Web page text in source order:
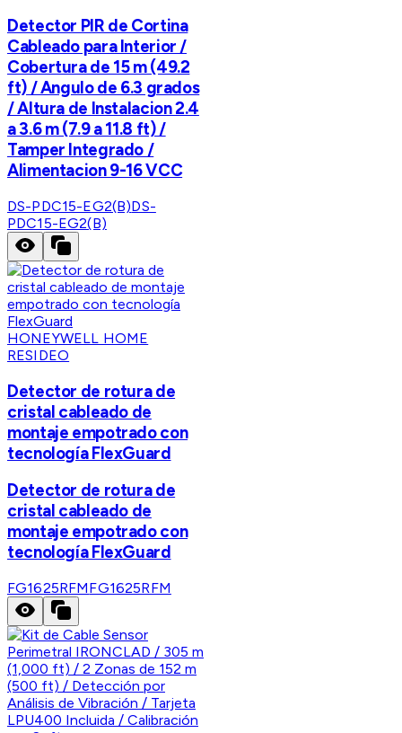
Detector PIR de Cortina
Cableado para Interior /
Cobertura de 15 m (49.2
ft) / Angulo de 6.3 grados
/ Altura de Instalacion 2.4
a 3.6 m (7.9 a 11.8 ft) /
Tamper Integrado /
Alimentacion 9-16 VCC
DS-PDC15-EG2(B)DS-
PDC15-EG2(B)
HONEYWELL HOME
RESIDEO
Detector de rotura de
cristal cableado de
montaje empotrado con
tecnología FlexGuard
Detector de rotura de
cristal cableado de
montaje empotrado con
tecnología FlexGuard
FG1625RFMFG1625RFM